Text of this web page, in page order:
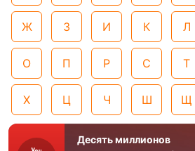
Ж З И К Л
О П Р С Т
Х Ц Ч Ш Щ
Десять миллионов